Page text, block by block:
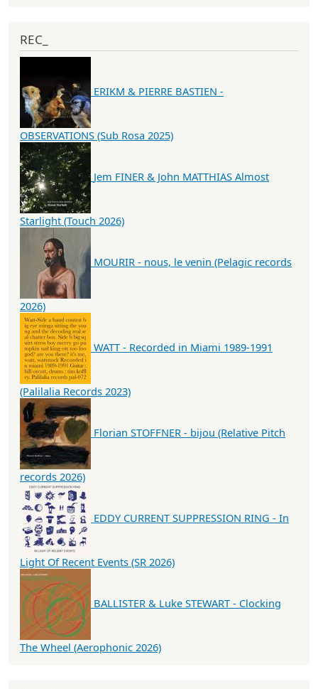
REC_
ERIKM & PIERRE BASTIEN -
OBSERVATIONS (Sub Rosa 2025)
Jem FINER & John MATTHIAS Almost
Starlight (Touch 2026)
MOURIR - nous, le venin (Pelagic records
2026)
WATT - Recorded in Miami 1989-1991
(Palilalia Records 2023)
Florian STOFFNER - bijou (Relative Pitch
records 2026)
EDDY CURRENT SUPPRESSION RING - In
Light Of Recent Events (SR 2026)
BALLISTER & Luke STEWART - Clocking
The Wheel (Aerophonic 2026)